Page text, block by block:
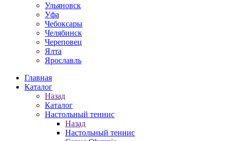
Ульяновск
Уфа
Чебоксары
Челябинск
Череповец
Ялта
Ярославль
Главная
Каталог
Назад
Каталог
Настольный теннис
Назад
Настольный теннис